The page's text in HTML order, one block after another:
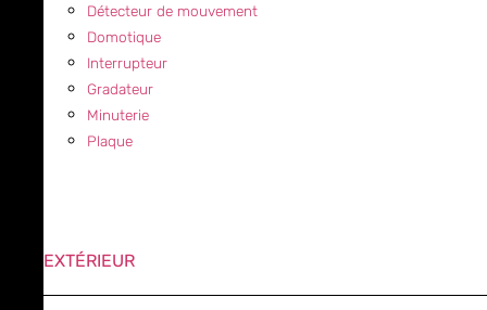
Détecteur de mouvement
Domotique
Interrupteur
Gradateur
Minuterie
Plaque
EXTÉRIEUR